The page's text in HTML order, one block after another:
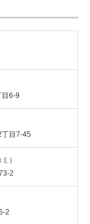
6-9
目7-45
）
2
2